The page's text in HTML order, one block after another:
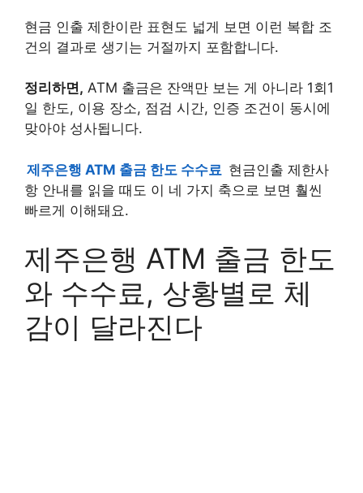
현금 인출 제한이란 표현도 넓게 보면 이런 복합 조
건의 결과로 생기는 거절까지 포함합니다.
정리하면, ATM 출금은 잔액만 보는 게 아니라 1회1
일 한도, 이용 장소, 점검 시간, 인증 조건이 동시에
맞아야 성사됩니다.
제주은행 ATM 출금 한도 수수료 현금인출 제한사
항 안내를 읽을 때도 이 네 가지 축으로 보면 훨씬
빠르게 이해돼요.
제주은행 ATM 출금 한도
와 수수료, 상황별로 체
감이 달라진다